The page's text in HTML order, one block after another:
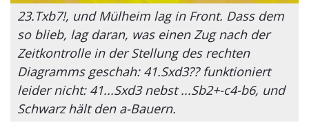
23.Txb7!, und Mülheim lag in Front. Dass dem
so blieb, lag daran, was einen Zug nach der
Zeitkontrolle in der Stellung des rechten
Diagramms geschah: 41.Sxd3?? funktioniert
leider nicht: 41...Sxd3 nebst ...Sb2+-c4-b6, und
Schwarz hält den a-Bauern.